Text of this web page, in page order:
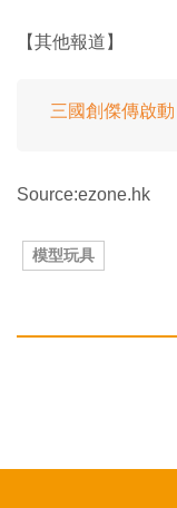
【其他報道】
三國創傑傳啟
Source:ezone.hk
模型玩具